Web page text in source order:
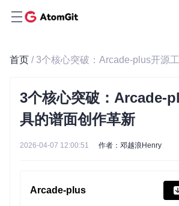
首页 / 3个核心突破：Arcade-plus开源
3个核心突破：Arcade-
具的谱面创作革新
2026-04-07 12:00:51 作者：邓越浪Henry
Arcade-plus